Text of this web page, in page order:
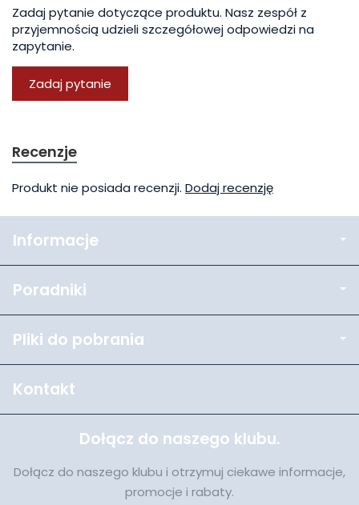
Zadaj pytanie dotyczące produktu. Nasz zespół z
przyjemnością udzieli szczegółowej odpowiedzi na
zapytanie.
Zadaj pytanie
Recenzje
Produkt nie posiada recenzji. Dodaj recenzję
Informacje
Poradniki
Pliki do pobrania
Kontakt
Dołącz do naszego klubu.
Dołącz do naszego klubu i otrzymuj ciekawe informacje,
promocje i rabaty.